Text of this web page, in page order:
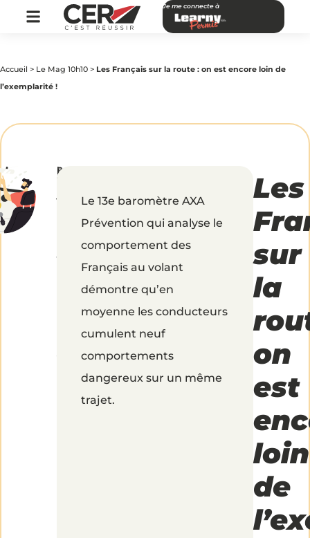
Je me connecte à
Accueil > Le Mag 10h10 > Les Français sur la route : on est encore loin de
l’exemplarité !
Les
Français
sur
la
route
on
est
par
CER
|Publié
le
Le 13e baromètre AXA
Prévention qui analyse le
comportement des
Français au volant
démontre qu’en
moyenne les conducteurs
cumulent neuf
comportements
dangereux sur un même
trajet.
Les
sur
la
on
est
loin
de